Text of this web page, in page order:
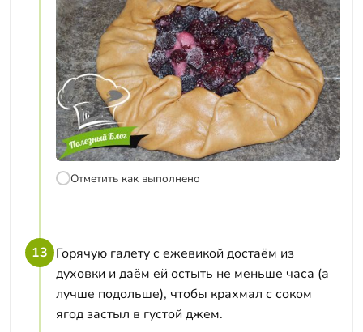
Отметить как выполнено
13 Горячую галету с ежевикой достаём из
духовки и даём ей остыть не меньше часа (а
лучше подольше), чтобы крахмал с соком
ягод застыл в густой джем.